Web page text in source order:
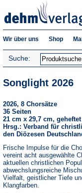
Wir über uns Shop
Suche:
Songlight 2026
2026, 8 Chorsätze
36 Seiten
21 cm x 29,7 cm, geheftet
Hrsg.: Verband für
den Diözesen
Frische Impulse für die
vereint acht ausgewählte
aktuellen christlichen
abwechslungsreiche
Vielfalt, geistlicher Tiefe
Klangfarben.